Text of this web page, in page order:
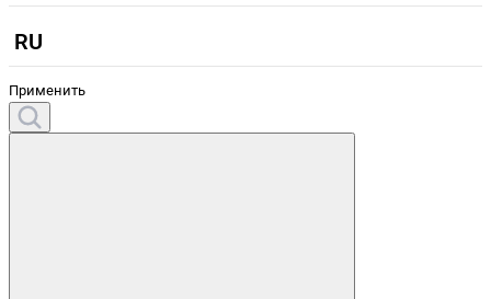
RU
Применить